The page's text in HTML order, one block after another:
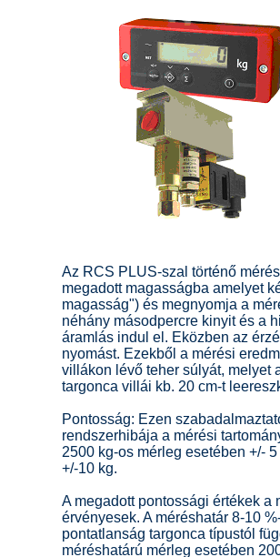
Az RCS PLUS-szal történő
megadott magasságba amelyet
magasság") és megnyomja a
néhány másodpercre kinyit és a
áramlás indul el. Eközben az
nyomást. Ezekből a mérési
villákon lévő teher súlyát, melyet
targonca villái kb. 20 cm-t
Pontosság: Ezen
rendszerhibája a mérési
2500 kg-os mérleg esetében +/-
+/-10 kg.
A megadott pontossági értékek a
érvényesek. A méréshatár 8-10
pontatlanság targonca típustól
méréshatárú mérleg esetében